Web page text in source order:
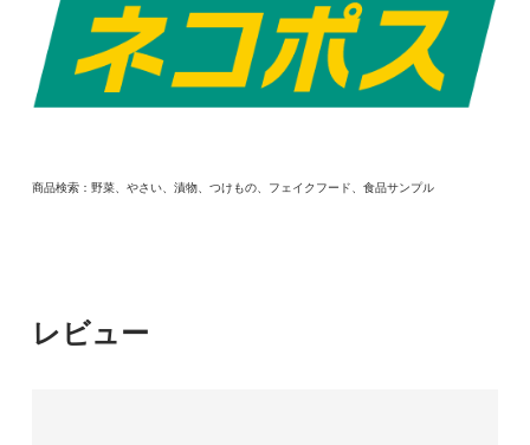
商品検索：野菜、やさい、漬物、つけもの、フェイクフード、食品サンプル
レビュー